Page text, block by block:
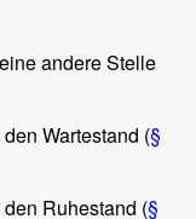
andere Stelle
Wartestand (§
Ruhestand (§